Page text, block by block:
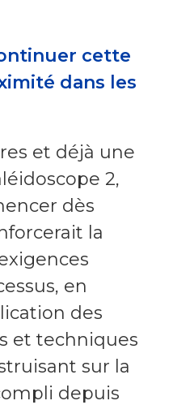
cette
dans les
et déjà une
2,
dès
la
en
des
et techniques
sur la
depuis